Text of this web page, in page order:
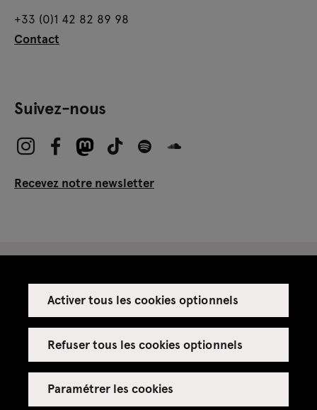
Activer tous les cookies optionnels
Refuser tous les cookies optionnels
Paramétrer les cookies
+33 (0)1 42 82 89 98
Contact
Suivez-nous
Recevez notre newsletter
Espace presse
Espace enseignant·es
Espace privatisations